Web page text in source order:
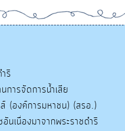
ริ
การจัดการน้ำเสีย
(องค์การมหาชน) (สรอ.)
นเนื่องมาจากพระราชดำริ